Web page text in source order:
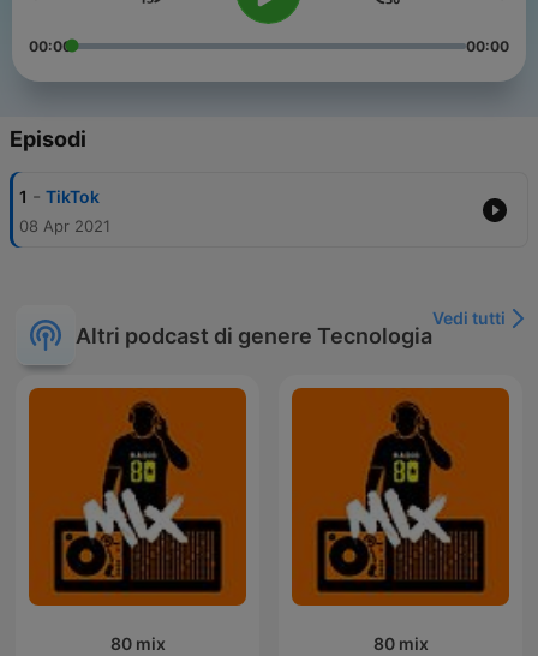
00:00 00:00
Episodi
1 - TikTok
08 Apr 2021
Altri podcast di genere Tecnologia
Vedi tutti
80 mix 80 mix